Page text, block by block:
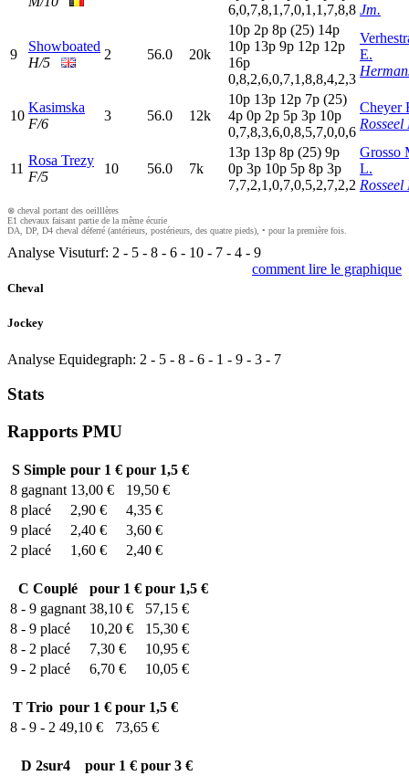
6,0,7,8,1,7,0,1,1,7,8,8 Jm.
9
Showboated
H/5
2 56.0 20k
10p 2p 8p (25) 14p
10p 13p 9p 12p 12p
16p
0,8,2,6,0,7,1,8,8,4,2,3
E.
10
Kasimska
F/6
3 56.0 12k
10p 13p 12p 7p (25)
4p 0p 2p 5p 3p 10p
0,7,8,3,6,0,8,5,7,0,0,6
Cheyer
Rosseel
11
Rosa Trezy
F/5
10 56.0 7k
13p 13p 8p (25) 9p
0p 3p 10p 5p 8p 3p
7,7,2,1,0,7,0,5,2,7,2,2
Grosso
L.
Rosseel
⊗ cheval portant des oeilllères
E1 chevaux faisant partie de la même écurie
DA, DP, D4 cheval déferré (antérieurs, postérieurs, des quatre pieds), • pour la première fois.
Analyse Visuturf: 2 - 5 - 8 - 6 - 10 - 7 - 4 - 9
comment lire le graphique
Cheval
Jockey
Analyse Equidegraph: 2 - 5 - 8 - 6 - 1 - 9 - 3 - 7
Stats
Rapports PMU
SSimple pour 1 € pour 1,5 €
8 gagnant 13,00 €
19,50 €
8 placé 2,90 €
4,35 €
9 placé 2,40 €
3,60 €
2 placé 1,60 € 2,40 €
C Couplé pour 1 € pour 1,5 €
8 - 9 gagnant 38,10 €
57,15 €
8 - 9 placé 10,20 €
15,30 €
8 - 2 placé 7,30 €
10,95 €
9 - 2 placé 6,70 € 10,05 €
T Trio pour 1 € pour 1,5 €
8 - 9 - 2 49,10 € 73,65 €
D 2sur4 pour 1 € pour 3 €